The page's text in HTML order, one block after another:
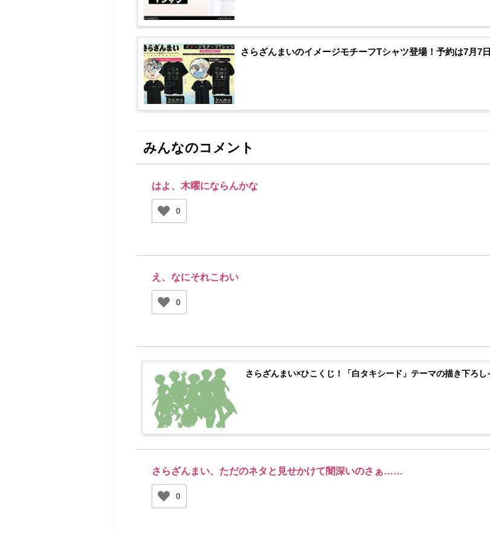
さらざんまいのイメージモチーフTシャツ登場！予約は7月7
みんなのコメント
はよ、木曜にならんかな
0
え、なにそれこわい
0
さらざんまい×ひこくじ！「白タキシード」テーマの描き下ろし
さらざんまい、ただのネタと見せかけて闇深いのさぁ……
0